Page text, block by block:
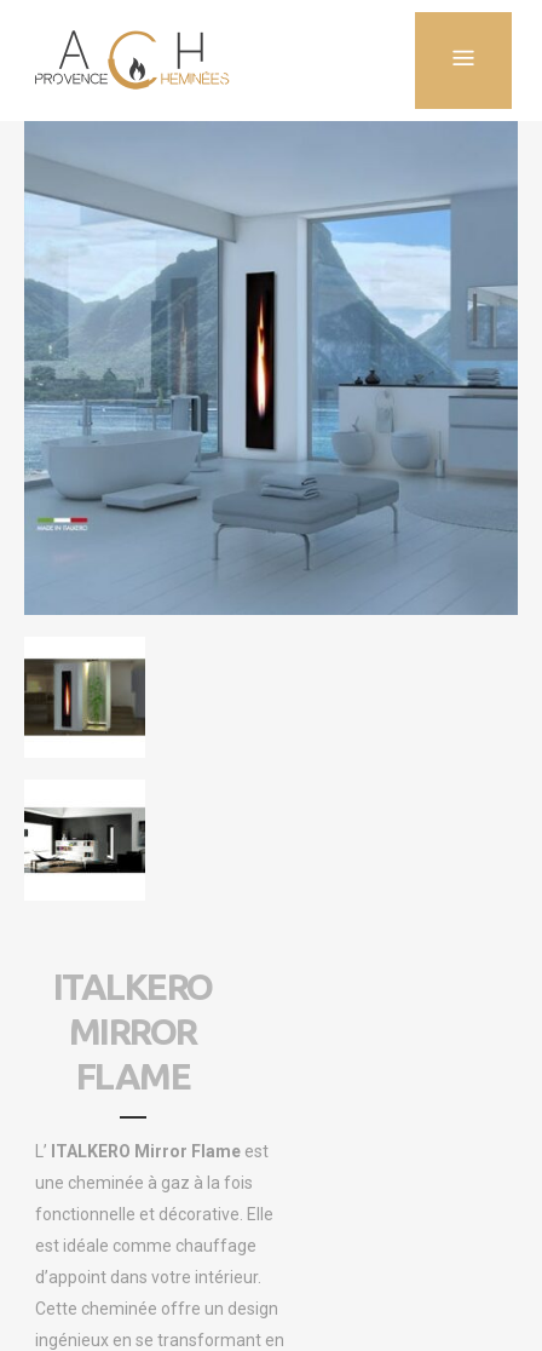
ITALKERO
MIRROR
FLAME
L’ ITALKERO Mirror Flameest
une cheminée à gaz à la fois
fonctionnelle et décorative. Elle
est idéale comme chauffage
d’appoint dans votre intérieur.
Cette cheminée offre un design
ingénieux en se transformant en